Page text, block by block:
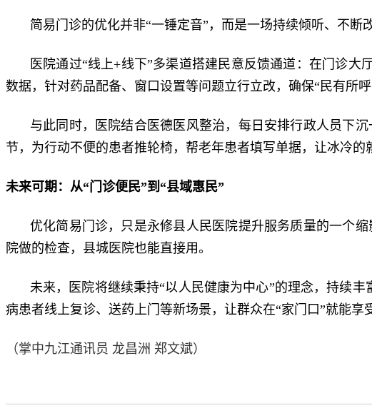
简易门诊的优化并非“一锤定音”，而是一场持续倾听、不断
医院通过“线上+线下”多渠道搭建民意反馈通道：在门诊大
数据，针对药品配备、窗口设置等问题立行立改，确保“民有所呼
与此同时，医院结合医德医风整治，每日安排行政人员下
节，为行动不便的患者推轮椅，帮老年患者填写单据，让冰冷的
未来可期：从“门诊便民”到“县域惠民”
优化简易门诊，只是永修县人民医院提升服务质量的一个
院做的检查，县城医院也能直接用。
未来，医院将继续秉持“以人民健康为中心”的理念，持续
病患者线上复诊、送药上门等新场景，让群众在“家门口”就能
（掌中九江通讯员 龙昌洲 郑文斌）